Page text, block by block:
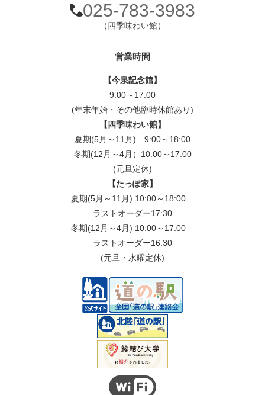
025-783-3983
（四季味わい館）
営業時間
【今泉記念館】
9:00～17:00
(年末年始・その他臨時休館あり)
【四季味わい館】
夏期(5月～11月) 9:00～18:00
冬期(12月～4月）10:00～17:00
(元旦定休)
【たっぽ家】
夏期(5月～11月) 10:00～18:00
ラストオーダー17:30
冬期(12月～4月) 10:00～17:00
ラストオーダー16:30
(元旦・水曜定休)